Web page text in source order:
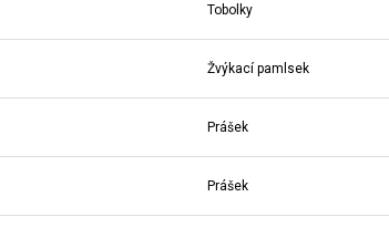
Tobolky
Žvýkací pamlsek
Prášek
Prášek